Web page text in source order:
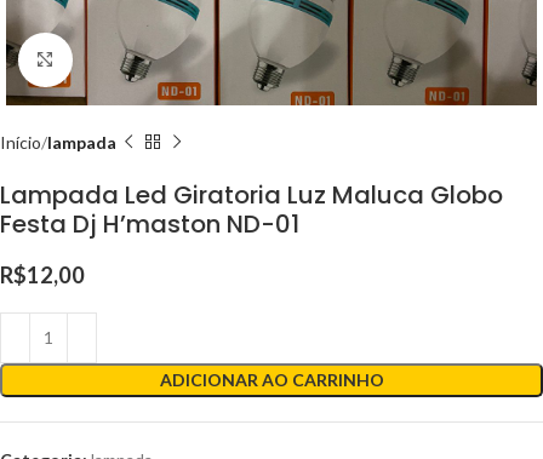
Clique para ampliar
Início lampada
Lampada Led Giratoria Luz Maluca Globo
Festa Dj H’maston ND-01
R$12,00
ADICIONAR AO CARRINHO